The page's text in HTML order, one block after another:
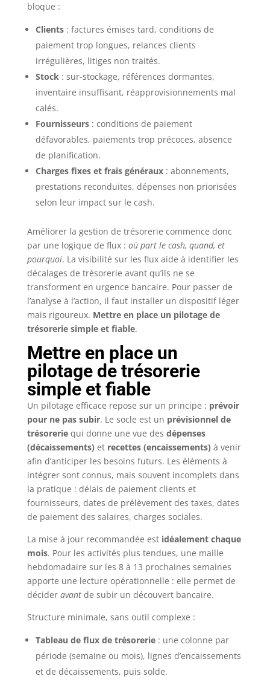
bloque :
Clients: factures émises tard, conditions de
paiement trop longues, relances clients
irrégulières, litiges non traités.
Stock: sur-stockage, références dormantes,
inventaire insuffisant, réapprovisionnements mal
calés.
Fournisseurs: conditions de paiement
défavorables, paiements trop précoces, absence
de planification.
Charges fixes et frais généraux: abonnements,
prestations reconduites, dépenses non priorisées
selon leur impact sur le cash.
Améliorer la gestion de trésorerie commence donc
par une logique de flux : où part le cash, quand, et
pourquoi. La visibilité sur les flux aide à identifier les
décalages de trésorerie avant qu’ils ne se
transforment en urgence bancaire. Pour passer de
l’analyse à l’action, il faut installer un dispositif léger
mais rigoureux. Mettre en place un pilotage de
trésorerie simple et fiable.
Mettre en place un
pilotage de trésorerie
simple et fiable
Un pilotage efficace repose sur un principe : prévoir
pour ne pas subir. Le socle est un prévisionnel de
trésoreriequi donne une vue des dépenses
(décaissements) et recettes (encaissements) à venir
afin d’anticiper les besoins futurs. Les éléments à
intégrer sont connus, mais souvent incomplets dans
la pratique : délais de paiement clients et
fournisseurs, dates de prélèvement des taxes, dates
de paiement des salaires, charges sociales.
La mise à jour recommandée est idéalement chaque
mois. Pour les activités plus tendues, une maille
hebdomadaire sur les 8 à 13 prochaines semaines
apporte une lecture opérationnelle : elle permet de
décider avantde subir un découvert bancaire.
Structure minimale, sans outil complexe :
Tableau de flux de trésorerie: une colonne par
période (semaine ou mois), lignes d’encaissements
et de décaissements, puis solde.